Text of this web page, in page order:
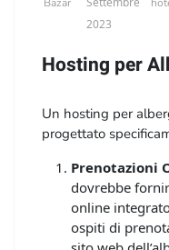
2023
Hosting per
Un hosting per
progettato
Questi servizi di
specializzate per
il loro sito web e le
Prenotazioni
dovrebbe
online
ospiti di